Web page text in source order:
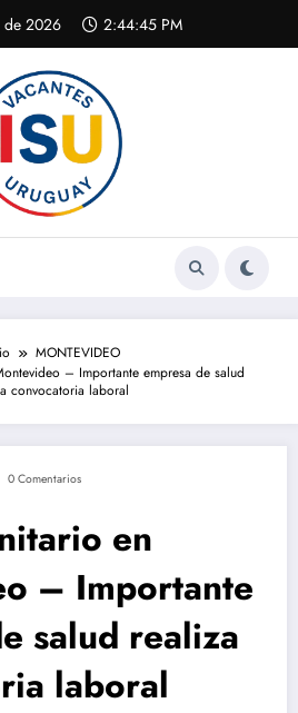
de 2026 2:44:45 PM
MONTEVIDEO
– Importante empresa de salud
convocatoria laboral
0 Comentarios
en
– Importante
salud realiza
laboral